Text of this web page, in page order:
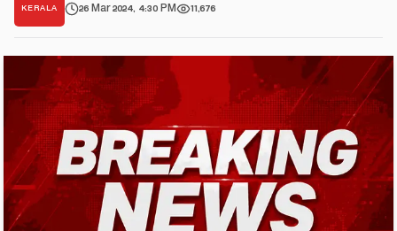
KERALA 26 Mar 2024, 4:30 PM 11,676